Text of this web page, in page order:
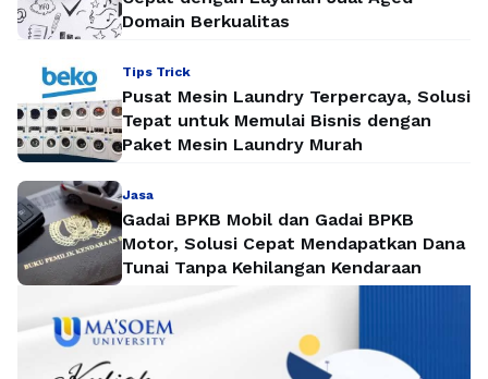
Domain Berkualitas
Tips Trick
Pusat Mesin Laundry Terpercaya, Solusi
Tepat untuk Memulai Bisnis dengan
Paket Mesin Laundry Murah
Jasa
Gadai BPKB Mobil dan Gadai BPKB
Motor, Solusi Cepat Mendapatkan Dana
Tunai Tanpa Kehilangan Kendaraan